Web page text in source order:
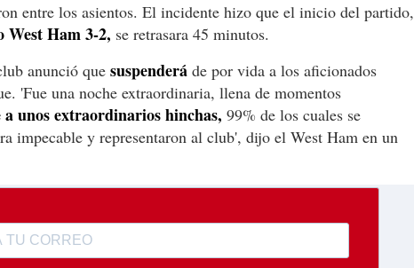
entre los asientos. El incidente hizo que el inicio del partido,
West Ham 3-2, se retrasara 45 minutos.
anunció que suspenderá de por vida a los aficionados
'Fue una noche extraordinaria, llena de momentos
unos extraordinarios hinchas, 99% de los cuales se
impecable y representaron al club', dijo el West Ham en un